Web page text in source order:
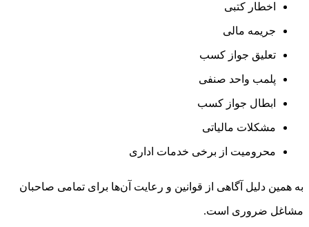
اخطار کتبی
جریمه مالی
تعلیق جواز کسب
پلمب واحد صنفی
ابطال جواز کسب
مشکلات مالیاتی
محرومیت از برخی خدمات اداری
به همین دلیل آگاهی از قوانین و رعایت آن‌ها برای تمامی صاحبان
مشاغل ضروری است.